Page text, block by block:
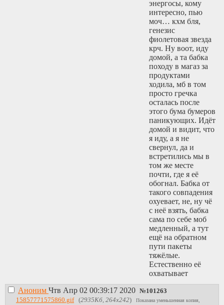
энергосы, кому
интересно, пью
моч… кхм бля,
генезис
фиолетовая звезда
крч. Ну воот, иду
домой, а та бабка
походу в магаз за
продуктами
ходила, мб в том
просто гречка
осталась после
этого бума бумеров
паникующих. Идёт
домой и видит, что
я иду, а я не
свернул, да и
встретились мы в
том же месте
почти, где я её
обогнал. Бабка от
такого совпадения
охуевает, не, ну чё
с неё взять, бабка
сама по себе моб
медленный, а тут
ещё на обратном
пути пакеты
тяжёлые.
Естественно её
охватывает
чувство дежавю,
она проходит
после этого метров
Аноним Чтв Апр 02 00:39:17 2020 №101263
15857771575860.gif(2935Кб, 264x242)
Показана уменьшенная копия,